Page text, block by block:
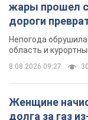
жары прошел
дороги
Непогода
область и
8.08.2026 09:27
Женщине
долга за газ